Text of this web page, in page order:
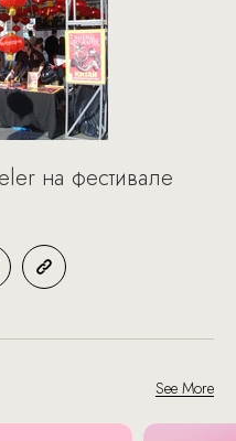
на фестивале
See More